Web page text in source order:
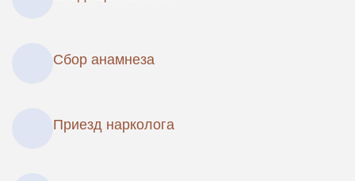
Сбор анамнеза
Приезд нарколога